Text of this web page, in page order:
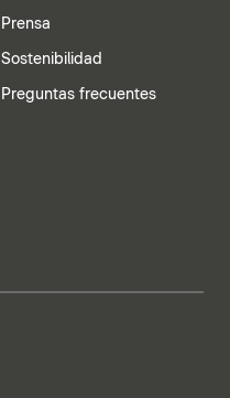
Prensa
Sostenibilidad
Preguntas frecuentes